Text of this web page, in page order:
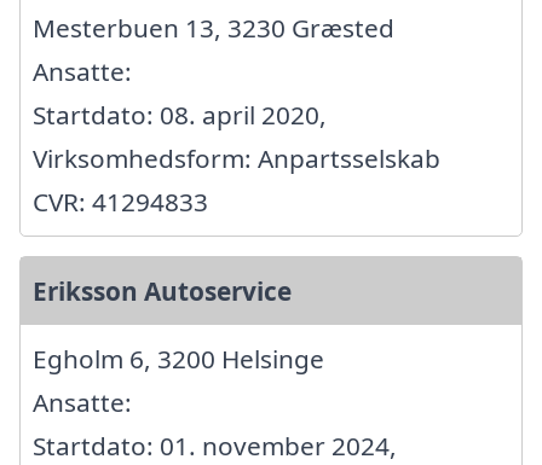
Mesterbuen 13, 3230 Græsted
Ansatte:
Startdato: 08. april 2020,
Virksomhedsform: Anpartsselskab
CVR: 41294833
Eriksson Autoservice
Egholm 6, 3200 Helsinge
Ansatte:
Startdato: 01. november 2024,